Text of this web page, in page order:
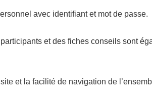
avec identifiant et mot de passe.
et des fiches conseils sont
et la facilité de navigation de